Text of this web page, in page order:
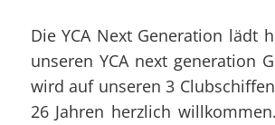
Die YCA Next Generation lädt
unseren YCA next generation
wird auf unseren 3
26 Jahren herzlich